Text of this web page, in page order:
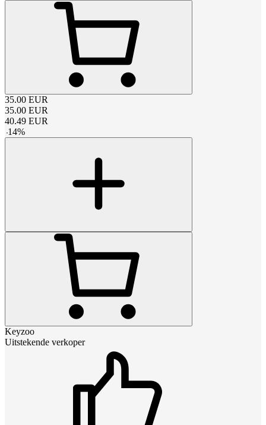
35.00 EUR
35.00 EUR
40.49 EUR
-14%
Keyzoo
Uitstekende verkoper